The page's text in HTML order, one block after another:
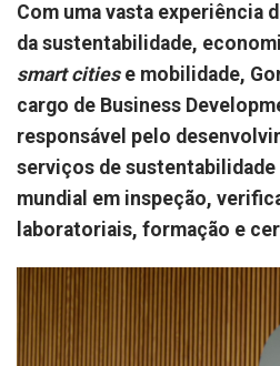
Com uma vasta experiência
da sustentabilidade,
smart citiese mobilidade,
cargo de Business
responsável pelo
serviços de sustentabilidade
mundial em inspeção,
laboratoriais, formação e